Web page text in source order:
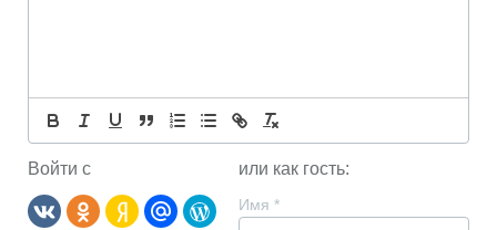
Войти с или как гость:
Имя *